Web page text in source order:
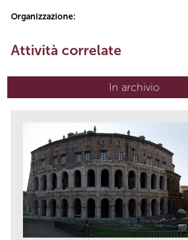
Organizzazione:
Attività correlate
In archivio